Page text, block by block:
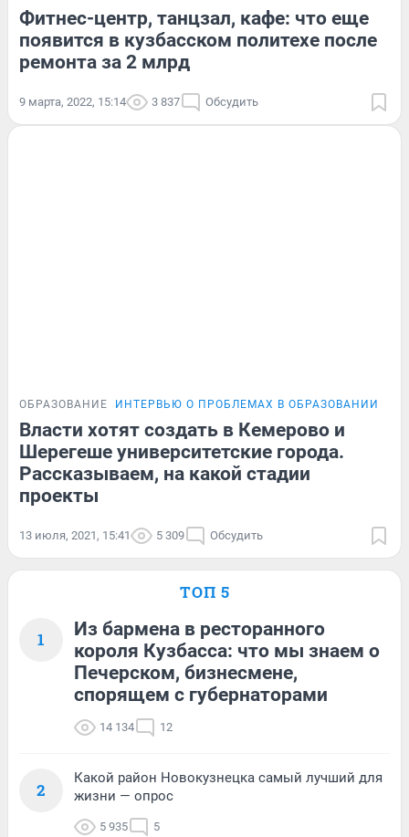
Фитнес-центр, танцзал, кафе: что еще
появится в кузбасском политехе после
ремонта за 2 млрд
9 марта, 2022, 15:14 3 837 Обсудить
ОБРАЗОВАНИЕ ИНТЕРВЬЮ О ПРОБЛЕМАХ В ОБРАЗОВАНИИ
Власти хотят создать в Кемерово и
Шерегеше университетские города.
Рассказываем, на какой стадии
проекты
13 июля, 2021, 15:41 5 309 Обсудить
ТОП 5
1
Из бармена в ресторанного
короля Кузбасса: что мы знаем о
Печерском, бизнесмене,
спорящем с губернаторами
14 134 12
2
Какой район Новокузнецка самый лучший для
жизни — опрос
5 935 5